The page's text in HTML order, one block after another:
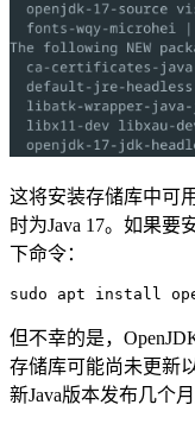
这将安装存储库中可
时为Java 17。如果要
下命令：
sudo apt install
但不幸的是，
存储库可能尚未更新
新Java版本发布几个月